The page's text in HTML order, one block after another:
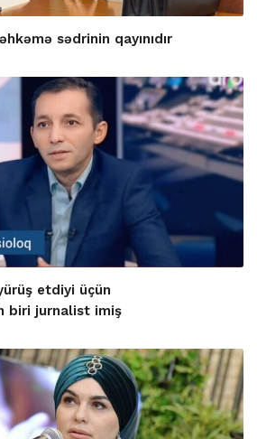
sədrinin qayınıdır
etdiyi üçün
biri jurnalist imiş